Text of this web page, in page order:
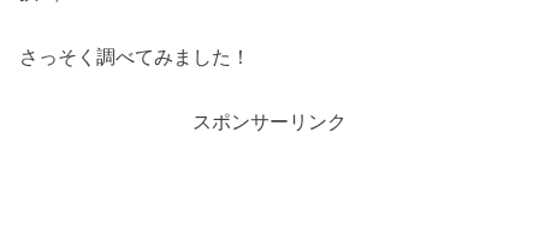
さっそく調べてみました！
スポンサーリンク